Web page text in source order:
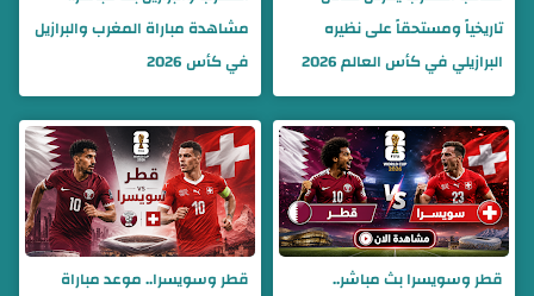
تاريخياً ومستحقاً على نظيره
البرازيلي في كأس العالم 2026
مشاهدة مباراة المغرب والبرازيل
في كأس 2026
قطر وسويسرا بث مباشر..
قطر وسويسرا.. موعد مباراة